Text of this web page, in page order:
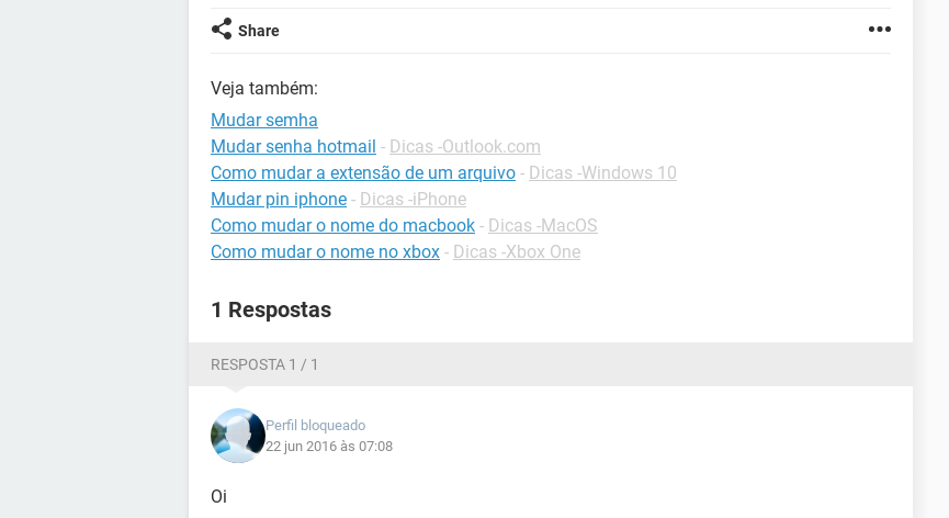
Share
Veja também:
Mudar semha
Mudar senha hotmail - Dicas -Outlook.com
Como mudar a extensão de um arquivo - Dicas -Windows 10
Mudar pin iphone - Dicas -iPhone
Como mudar o nome do macbook - Dicas -MacOS
Como mudar o nome no xbox - Dicas -Xbox One
1 Respostas
RESPOSTA 1 / 1
Perfil bloqueado
22 jun 2016 às 07:08
Oi